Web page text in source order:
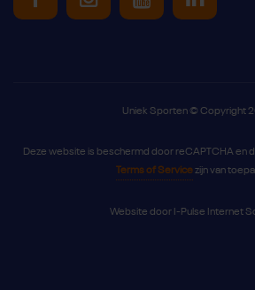
Uniek Sporten op
Uniek Sporten op
UniekUniek
Uniek Sporten © Copyright
Deze website is beschermd door reCAPTCHA en
Terms of Servicezijn van
Website door I-Pulse Internet